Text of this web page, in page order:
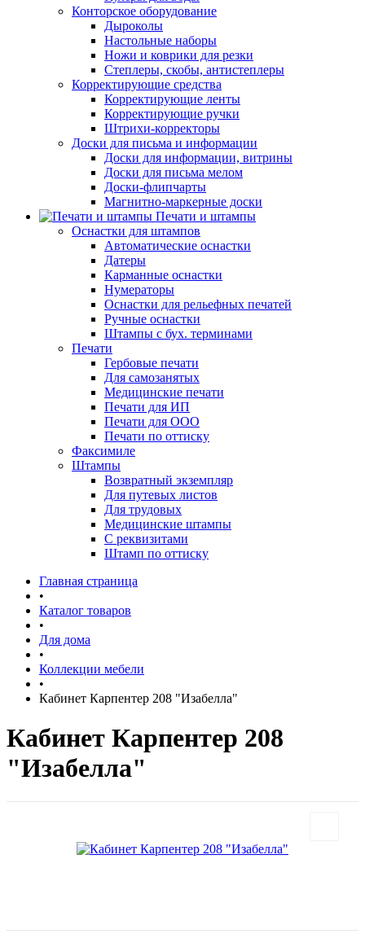
Конторское оборудование
Дыроколы
Настольные наборы
Ножи и коврики для резки
Степлеры, скобы, антистеплеры
Корректирующие средства
Корректирующие ленты
Корректирующие ручки
Штрихи-корректоры
Доски для письма и информации
Доски для информации, витрины
Доски для письма мелом
Доски-флипчарты
Магнитно-маркерные доски
Печати и штампы
Оснастки для штампов
Автоматические оснастки
Датеры
Карманные оснастки
Нумераторы
Оснастки для рельефных печатей
Ручные оснастки
Штампы с бух. терминами
Печати
Гербовые печати
Для самозанятых
Медицинские печати
Печати для ИП
Печати для ООО
Печати по оттиску
Факсимиле
Штампы
Возвратный экземпляр
Для путевых листов
Для трудовых
Медицинские штампы
С реквизитами
Штамп по оттиску
Главная страница
•
Каталог товаров
•
Для дома
•
Коллекции мебели
•
Кабинет Карпентер 208 "Изабелла"
Кабинет Карпентер 208
"Изабелла"